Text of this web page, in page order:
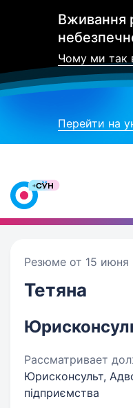
Вживання
Чому ми так
Перейти на
Резюме от 15 июня
Тетяна
Рассматривает
Юрисконсульт,
підприємства